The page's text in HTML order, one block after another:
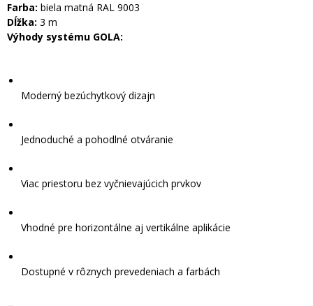
Farba: biela matná RAL 9003
Dĺžka: 3 m
Výhody systému GOLA:
Moderný bezúchytkový dizajn
Jednoduché a pohodlné otváranie
Viac priestoru bez vyčnievajúcich prvkov
Vhodné pre horizontálne aj vertikálne aplikácie
Dostupné v rôznych prevedeniach a farbách